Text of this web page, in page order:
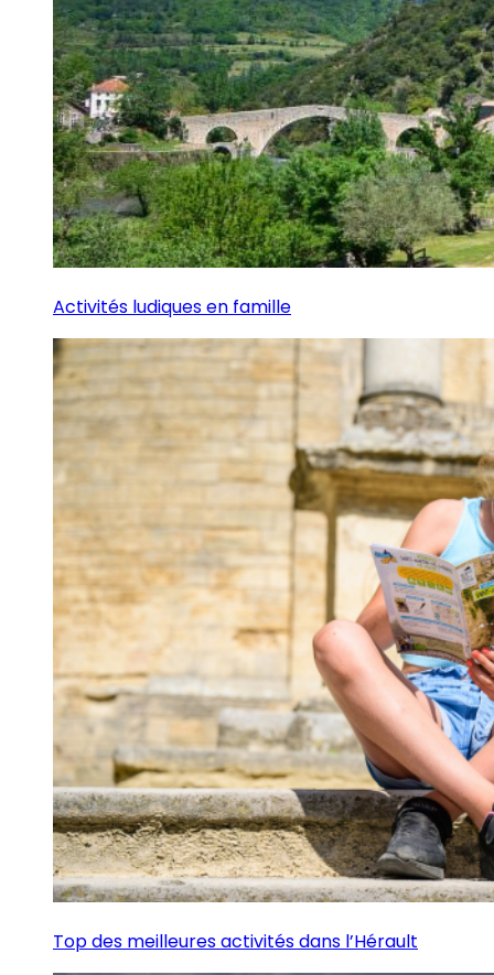
Activités ludiques en famille
Top des meilleures activités dans l’Hérault